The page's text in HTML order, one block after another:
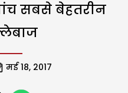
सबसे बेहतरीन
मई 18, 2017